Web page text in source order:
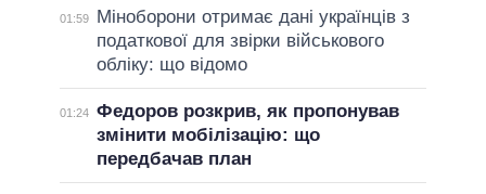
01:59
Міноборони отримає дані українців з
податкової для звірки військового
обліку: що відомо
01:24 Федоров розкрив, як пропонував
змінити мобілізацію: що
передбачав план